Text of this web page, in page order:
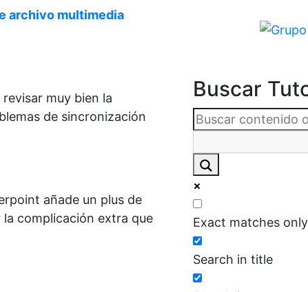
archivo multimedia
muy bien la
de sincronización
añade un plus de
complicación extra que
Buscar
Exact matches only
Search in title